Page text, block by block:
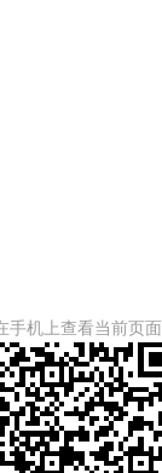
手机上查看当前页面